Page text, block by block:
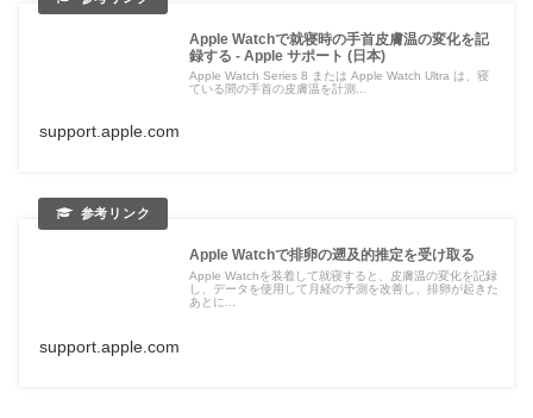
Apple Watchで就寝時の手首皮膚温の変化を記
録する - Apple サポート (日本)
Apple Watch Series 8 または Apple Watch Ultra は、寝
ている間の手首の皮膚温を計測...
support.apple.com
Apple Watchで排卵の遡及的推定を受け取る
Apple Watchを装着して就寝すると、皮膚温の変化を記録
し、データを使用して月経の予測を改善し、排卵が起きた
あとに...
support.apple.com